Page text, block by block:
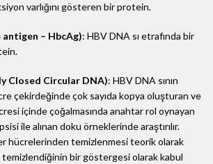
varlığını gösteren bir protein.
– HbcAg): HBV DNA sı etrafında bir
Closed Circular DNA): HBV DNA sının
çekirdeğinde çok sayıda kopya oluşturan ve
içinde çoğalmasında anahtar rol oynayan
ile alınan doku örneklerinde araştırılır.
hücrelerinden temizlenmesi teorik olarak
bir göstergesi olarak kabul